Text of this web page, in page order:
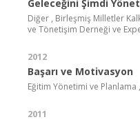
Geleceğini Şimdi Yönet
Diğer , Birleşmiş Milletler
ve Tönetişim Derneği ve
2012
Başarı ve Motivasyon
Eğitim Yönetimi ve
2011